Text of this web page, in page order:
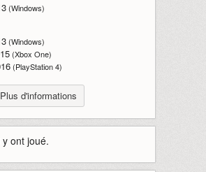
(Windows)
(Windows)
(Xbox One)
(PlayStation 4)
Plus d'informations
ont joué.